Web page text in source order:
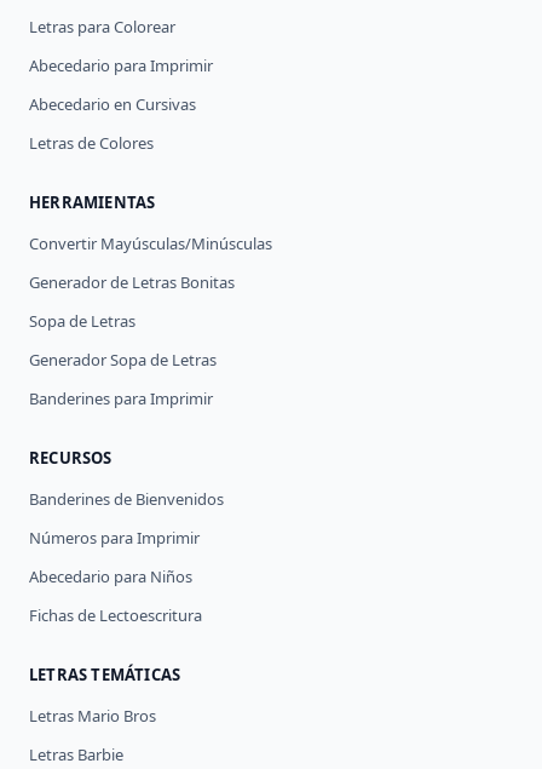
Letras para Colorear
Abecedario para Imprimir
Abecedario en Cursivas
Letras de Colores
HERRAMIENTAS
Convertir Mayúsculas/Minúsculas
Generador de Letras Bonitas
Sopa de Letras
Generador Sopa de Letras
Banderines para Imprimir
RECURSOS
Banderines de Bienvenidos
Números para Imprimir
Abecedario para Niños
Fichas de Lectoescritura
LETRAS TEMÁTICAS
Letras Mario Bros
Letras Barbie